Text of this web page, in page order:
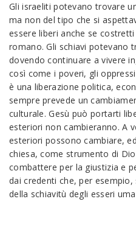
Gli israeliti potevano trovare
ma non del tipo che si
essere liberi anche se
romano. Gli schiavi potevano
dovendo continuare a vivere
così come i poveri, gli
è una liberazione politica,
sempre prevede un
culturale. Gesù può portarti
esteriori non cambieranno. A
esteriori possono cambiare,
chiesa, come strumento di
combattere per la giustizia e
dai credenti che, per
della schiavitù degli esseri